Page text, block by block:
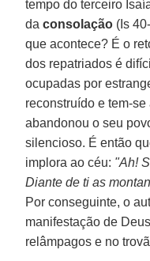
tempo do terceiro
daconsolação (Is
que acontece? É o
dos repatriados é
ocupadas por
reconstruído e tem-
abandonou o seu
silencioso. É então
implora ao céu: "Ah!
Diante de ti as
Por conseguinte, o
manifestação de
relâmpagos e no